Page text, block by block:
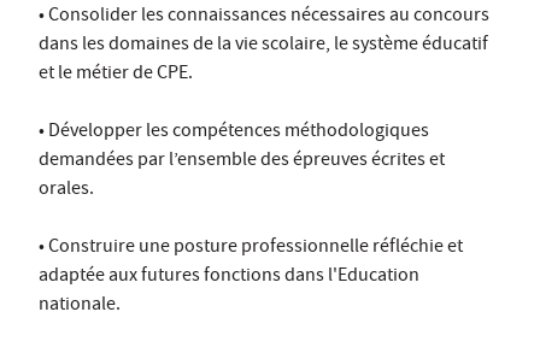
• Consolider les connaissances nécessaires au concours
dans les domaines de la vie scolaire, le système éducatif
et le métier de CPE.
• Développer les compétences méthodologiques
demandées par l’ensemble des épreuves écrites et
orales.
• Construire une posture professionnelle réfléchie et
adaptée aux futures fonctions dans l'Education
nationale.